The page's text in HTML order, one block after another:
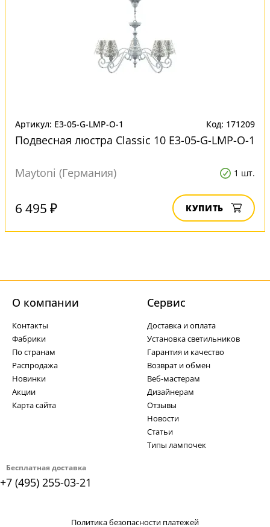
Артикул: E3-05-G-LMP-O-1 Код: 171209
Подвесная люстра Classic 10 E3-05-G-LMP-O-1
Maytoni (Германия) 1 шт.
6 495 ₽ КУПИТЬ
Бесплатная доставка
+7 (495) 255-03-21
О компании
Контакты
Фабрики
По странам
Распродажа
Новинки
Акции
Карта сайта
Cервис
Доставка и оплата
Установка светильников
Гарантия и качество
Возврат и обмен
Веб-мастерам
Дизайнерам
Отзывы
Новости
Статьи
Типы лампочек
Политика безопасности платежей